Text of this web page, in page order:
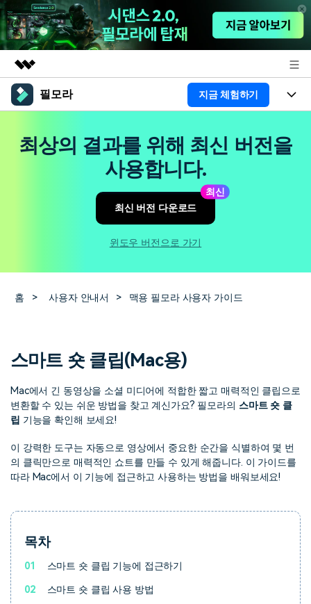
주요 제품
유틸리티
필모라 지금 체험하기
고객 지원
더 알아보기
가격
검색
최상의 결과를 위해 최신 버전을
사용합니다.
최신
최신 버전 다운로드
윈도우 버전으로 가기
홈 > 사용자 안내서 > 맥용 필모라 사용자 가이드
스마트 숏 클립(Mac용)
Mac에서 긴 동영상을 소셜 미디어에 적합한 짧고 매력적인 클립으로
변환할 수 있는 쉬운 방법을 찾고 계신가요? 필모라의 스마트 숏 클
립 기능을 확인해 보세요!
이 강력한 도구는 자동으로 영상에서 중요한 순간을 식별하여 몇 번
의 클릭만으로 매력적인 쇼트를 만들 수 있게 해줍니다. 이 가이드를
따라 Mac에서 이 기능에 접근하고 사용하는 방법을 배워보세요!
목차
01 스마트 숏 클립 기능에 접근하기
02 스마트 숏 클립 사용 방법